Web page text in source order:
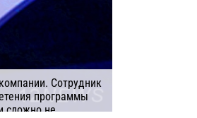
Сотрудник
программы
сложно не